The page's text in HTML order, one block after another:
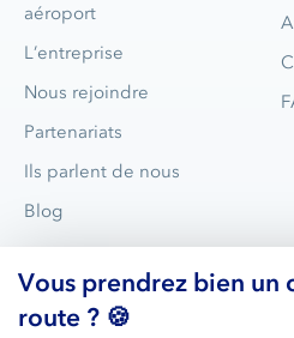
aéroport
L’entreprise
Nous rejoindre
Partenariats
Ils parlent de nous
Blog
Vous prendrez bien un
route ? 🍪